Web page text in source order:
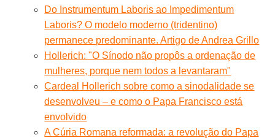
Do Instrumentum Laboris ao Impedimentum
Laboris? O modelo moderno (tridentino)
permanece predominante. Artigo de Andrea Grillo
Hollerich: "O Sínodo não propôs a ordenação de
mulheres, porque nem todos a levantaram"
Cardeal Hollerich sobre como a sinodalidade se
desenvolveu – e como o Papa Francisco está
envolvido
A Cúria Romana reformada: a revolução do Papa